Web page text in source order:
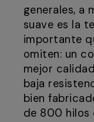
generales, a
suave es la
importante
omiten: un
mejor
baja
bien
de 800 hilos